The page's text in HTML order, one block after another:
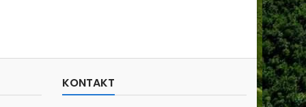
KONTAKT